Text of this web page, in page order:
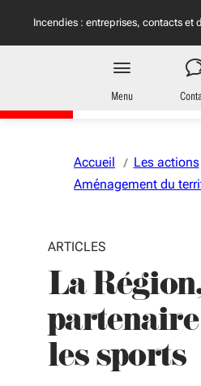
Incendies : entreprises, contacts et
Région
Nouvelle-
Menu
Accueil
Les actions
Aménagement du
ARTICLES
La
les sports